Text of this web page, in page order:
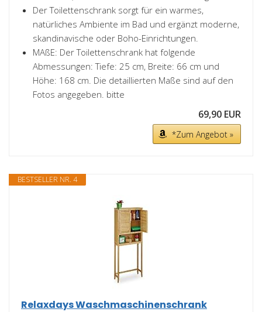
Der Toilettenschrank sorgt für ein warmes,
natürliches Ambiente im Bad und ergänzt moderne,
skandinavische oder Boho-Einrichtungen.
MAßE: Der Toilettenschrank hat folgende
Abmessungen: Tiefe: 25 cm, Breite: 66 cm und
Höhe: 168 cm. Die detaillierten Maße sind auf den
Fotos angegeben. bitte
69,90 EUR
*Zum Angebot »
BESTSELLER NR. 4
Relaxdays Waschmaschinenschrank